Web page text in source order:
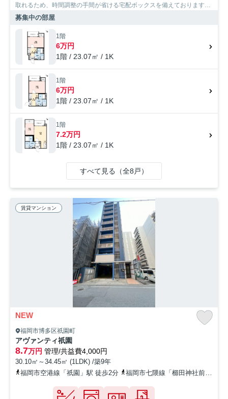
取れるため、時間調整の手間が省ける宅配ボックスを備えております。
福岡市博多区エリアで信頼と実績を誇るSumoSumoお問い合わせ窓口だ
心誠意サポートいたしますので、まずはお気軽にお問い合わせ下さい。
募集中の部屋
1階
6万円
1階 / 23.07㎡ / 1K
1階
6万円
1階 / 23.07㎡ / 1K
1階
7.2万円
1階 / 23.07㎡ / 1K
すべて見る（全8戸）
賃貸マンション
NEW
福岡市博多区祇園町
アヴァンティ祇園
8.7万円 管理/共益費4,000円
30.10㎡～34.45㎡ (1LDK) /築9年
福岡市空港線「祇園」駅 徒歩2分
福岡市七隈線「櫛田神社前」駅 徒歩5分